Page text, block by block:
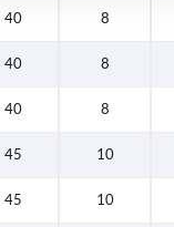
210
243
245
258
260
40 8
40 8
40 8
45 10
45 10